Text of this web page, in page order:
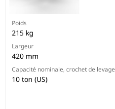
Poids
215 kg
Largeur
420 mm
Capacité nominale, crochet de levage
10 ton (US)